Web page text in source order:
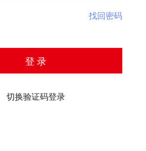
找回密码
登 录
切换验证码登录